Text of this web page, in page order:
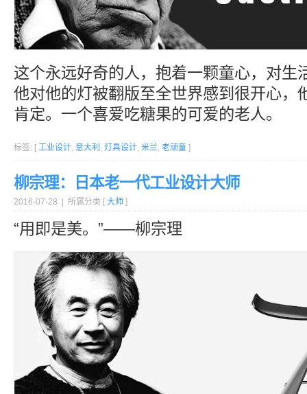
这个永远好奇的人，抱着一颗童心，对生
他对他的灯被翻版至全世界感到很开心，
肯定。一个喜爱吃糖果的可爱的老人。
标签: [ 工业设计, 意大利 , 灯具设计, 米兰, 老顽童 ]
柳宗理：日本老一代工业设计大师
2016-07-28 | 所属分类 [ 大师 ]
“用即是美。”——柳宗理